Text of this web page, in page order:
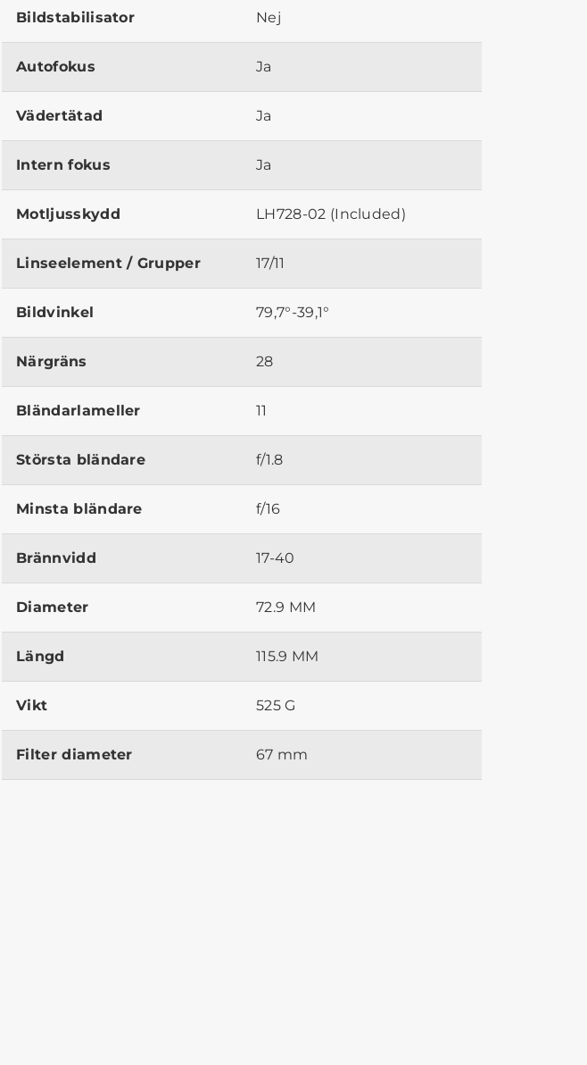
Bildstabilisator Nej
Autofokus Ja
Vädertätad Ja
Intern fokus Ja
Motljusskydd LH728-02 (Included)
Linseelement / Grupper 17/11
Bildvinkel 79,7°-39,1°
Närgräns 28
Bländarlameller 11
Största bländare f/1.8
Minsta bländare f/16
Brännvidd 17-40
Diameter 72.9 MM
Längd 115.9 MM
Vikt 525 G
Filter diameter 67 mm